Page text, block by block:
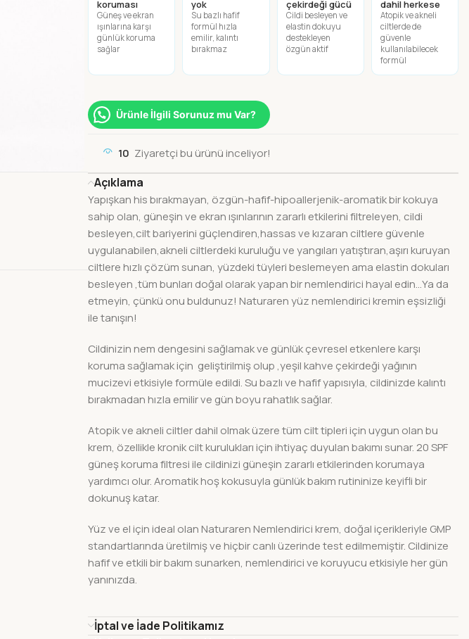
koruması
Güneş ve ekran
ışınlarına karşı
günlük koruma
sağlar
yok
Su bazlı hafif
formül hızla
emilir, kalıntı
bırakmaz
çekirdeği gücü
Cildi besleyen ve
elastin dokuyu
destekleyen
özgün aktif
dahil herkese
Atopik ve akneli
ciltlerde de
güvenle
kullanılabilecek
formül
Ürünle İlgili Sorunuz mu Var?
10 Ziyaretçi bu ürünü inceliyor!
Açıklama
Yapışkan his bırakmayan, özgün-hafif-hipoallerjenik-aromatik bir kokuya
sahip olan, güneşin ve ekran ışınlarının zararlı etkilerini filtreleyen, cildi
besleyen,cilt bariyerini güçlendiren,hassas ve kızaran ciltlere güvenle
uygulanabilen,akneli ciltlerdeki kuruluğu ve yangıları yatıştıran,aşırı kuruyan
ciltlere hızlı çözüm sunan, yüzdeki tüyleri beslemeyen ama elastin dokuları
besleyen ,tüm bunları doğal olarak yapan bir nemlendirici hayal edin…Ya da
etmeyin, çünkü onu buldunuz! Naturaren yüz nemlendirici kremin eşsizliği
ile tanışın!
Cildinizin nem dengesini sağlamak ve günlük çevresel etkenlere karşı
koruma sağlamak için geliştirilmiş olup ,yeşil kahve çekirdeği yağının
mucizevi etkisiyle formüle edildi. Su bazlı ve hafif yapısıyla, cildinizde kalıntı
bırakmadan hızla emilir ve gün boyu rahatlık sağlar.
Atopik ve akneli ciltler dahil olmak üzere tüm cilt tipleri için uygun olan bu
krem, özellikle kronik cilt kurulukları için ihtiyaç duyulan bakımı sunar. 20 SPF
güneş koruma filtresi ile cildinizi güneşin zararlı etkilerinden korumaya
yardımcı olur. Aromatik hoş kokusuyla günlük bakım rutininize keyifli bir
dokunuş katar.
Yüz ve el için ideal olan Naturaren Nemlendirici krem, doğal içerikleriyle GMP
standartlarında üretilmiş ve hiçbir canlı üzerinde test edilmemiştir. Cildinize
hafif ve etkili bir bakım sunarken, nemlendirici ve koruyucu etkisiyle her gün
yanınızda.
İptal ve İade Politikamız